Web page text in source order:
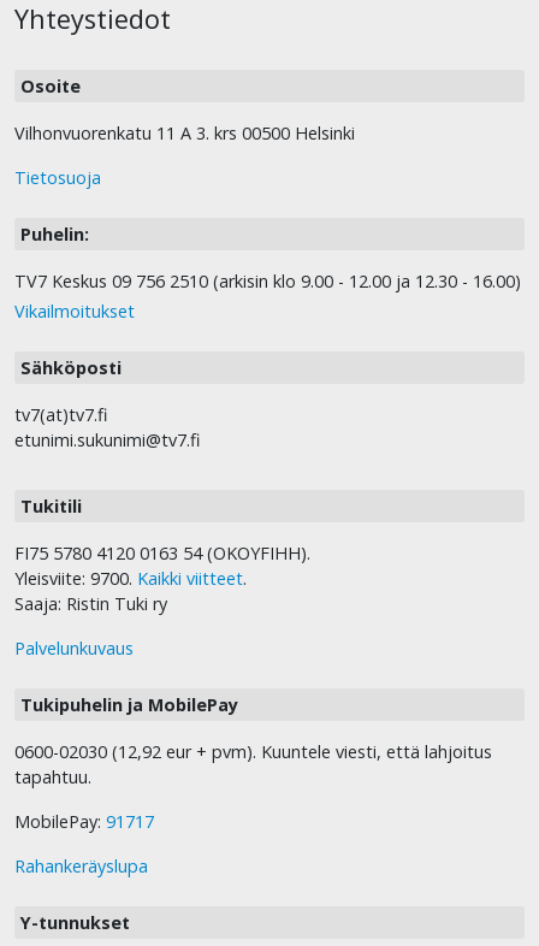
Yhteystiedot
Osoite
Vilhonvuorenkatu 11 A 3. krs 00500 Helsinki
Tietosuoja
Puhelin:
TV7 Keskus 09 756 2510 (arkisin klo 9.00 - 12.00 ja 12.30 - 16.00)
Vikailmoitukset
Sähköposti
tv7(at)tv7.fi
etunimi.sukunimi@tv7.fi
Tukitili
FI75 5780 4120 0163 54 (OKOYFIHH).
Yleisviite: 9700. Kaikki viitteet.
Saaja: Ristin Tuki ry
Palvelunkuvaus
Tukipuhelin ja MobilePay
0600-02030 (12,92 eur + pvm). Kuuntele viesti, että lahjoitus
tapahtuu.
MobilePay: 91717
Rahankeräyslupa
Y-tunnukset